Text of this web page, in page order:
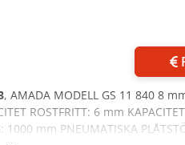
, AMADA MODELL GS 11 840 8
ROSTFRITT: 6 mm
mm PNEUMATISKA